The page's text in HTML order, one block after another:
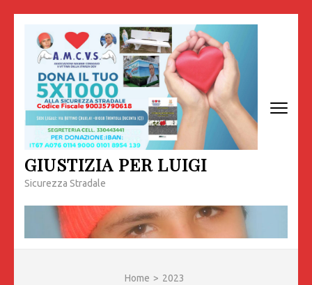
contenuto
(premi
invio)
GIUSTIZIA PER LUIGI
Sicurezza Stradale
Home > 2023